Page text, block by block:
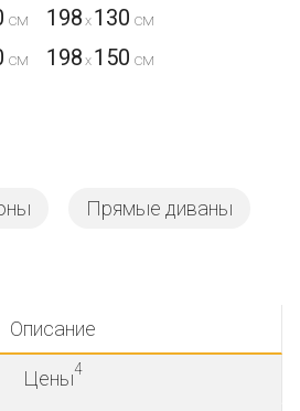
198 x 130
198 x 150
Прямые диваны
Описание
Цены4